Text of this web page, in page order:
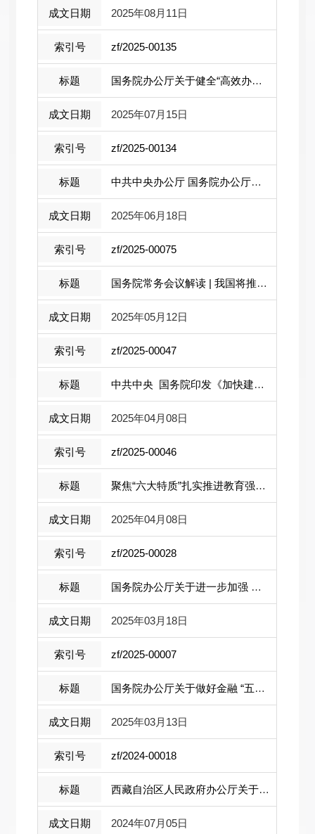
2025年08月11日
zf/2025-00135
国务院办公厅关于健全“高效办成一件事 ...
2025年07月15日
zf/2025-00134
中共中央办公厅 国务院办公厅关于进一步...
2025年06月18日
zf/2025-00075
国务院常务会议解读 | 我国将推动自贸试...
2025年05月12日
zf/2025-00047
中共中央 国务院印发《加快建设农业强 ...
2025年04月08日
zf/2025-00046
聚焦“六大特质”扎实推进教育强国建设
2025年04月08日
zf/2025-00028
国务院办公厅关于进一步加强 贸易政策 ...
2025年03月18日
zf/2025-00007
国务院办公厅关于做好金融 “五篇大文 ...
2025年03月13日
zf/2024-00018
西藏自治区人民政府办公厅关于进一步深 ...
2024年07月05日